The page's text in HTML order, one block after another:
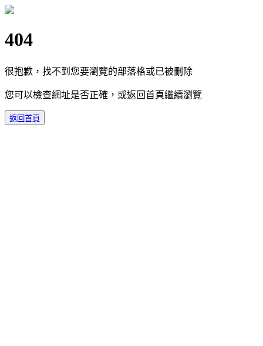
404
很抱歉，找不到您要瀏覽的部落格或已被刪除
您可以檢查網址是否正確，或返回首頁繼續瀏覽
返回首頁